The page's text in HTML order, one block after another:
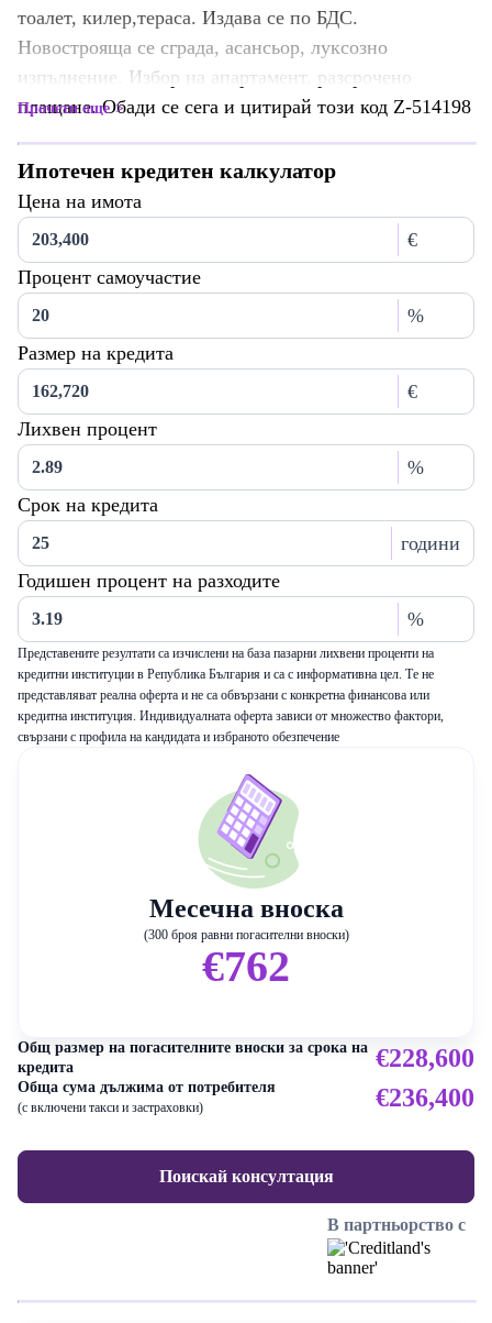
тоалет, килер,тераса. Издава се по БДС.
Новострояща се сграда, асансьор, луксозно
изпълнение. Избор на апартамент, разсрочено
плащане. Обади се сега и цитирай този код Z-514198
Прочети още
Ипотечен кредитен калкулатор
Цена на имота
€
Процент самоучастие
%
Размер на кредита
€
Лихвен процент
%
Срок на кредита
години
Годишен процент на разходите
%
Представените резултати са изчислени на база пазарни лихвени проценти на
кредитни институции в Република България и са с информативна цел. Те не
представляват реална оферта и не са обвързани с конкретна финансова или
кредитна институция. Индивидуалната оферта зависи от множество фактори,
свързани с профила на кандидата и избраното обезпечение
Месечна вноска
(300 броя равни погасителни вноски)
€762
Общ размер на погасителните вноски за срока на
кредита
€228,600
Обща сума дължима от потребителя
(с включени такси и застраховки) €236,400
Поискай консултация
В партньорство с